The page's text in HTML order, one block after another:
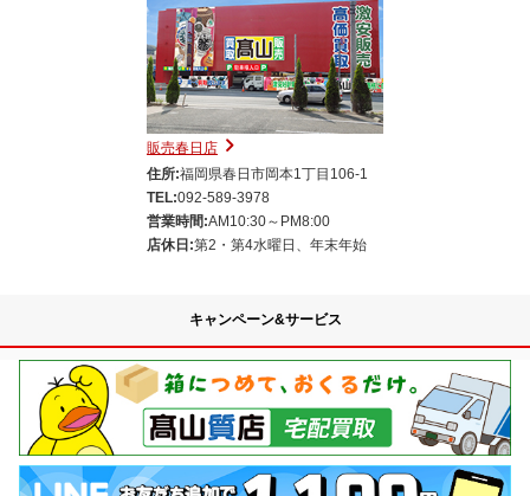
販売春日店
住所:福岡県春日市岡本1丁目106-1
TEL:092-589-3978
営業時間:AM10:30～PM8:00
店休日:第2・第4水曜日、年末年始
キャンペーン&サービス